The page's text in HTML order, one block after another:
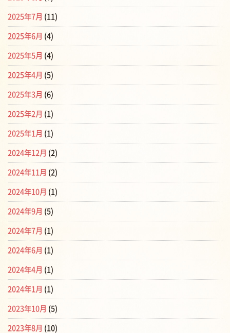
2025年7月 (11)
2025年6月 (4)
2025年5月 (4)
2025年4月 (5)
2025年3月 (6)
2025年2月 (1)
2025年1月 (1)
2024年12月 (2)
2024年11月 (2)
2024年10月 (1)
2024年9月 (5)
2024年7月 (1)
2024年6月 (1)
2024年4月 (1)
2024年1月 (1)
2023年10月 (5)
2023年8月 (10)